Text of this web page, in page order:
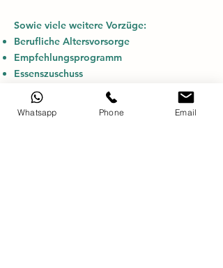
Sowie viele weitere Vorzüge:
Berufliche Altersvorsorge
Empfehlungsprogramm
Essenszuschuss
Firmenanlässe
Kostenloser Parkplatz
Subventionsbeitrag für die Nutzung des
Whatsapp Phone Email